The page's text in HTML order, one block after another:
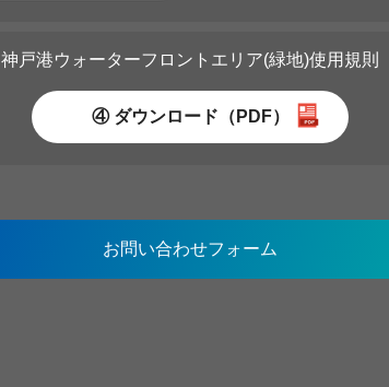
神戸港ウォーターフロントエリア(緑地)使用規則
④ ダウンロード（PDF）
お問い合わせフォーム